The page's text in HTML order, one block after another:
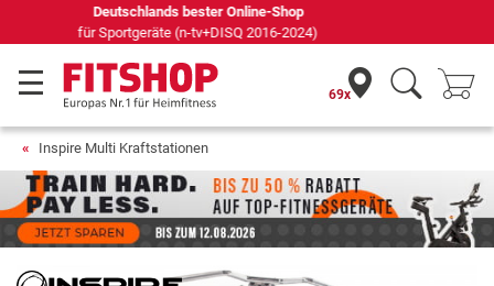
Seit 42 Jahren Ihr Experte für Heimfitness
69x
Inspire Multi Kraftstationen